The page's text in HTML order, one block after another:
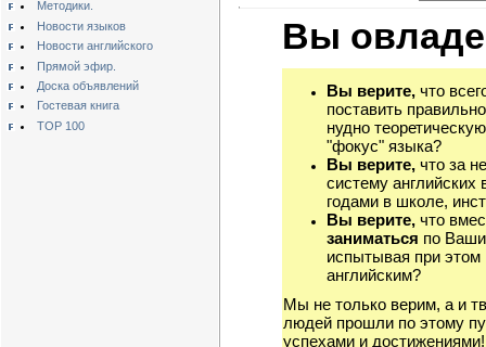
Методики.
Новости языков
Новости английского
Прямой эфир.
Доска объявлений
Гостевая книга
TOP 100
Вы
Вы верите, что
поставить
нудно
"фокус" языка?
Вы верите, что за
систему
годами в школе,
Вы верите, что
заниматься по
испытывая при этом
английским?
Мы не только верим, а и
людей прошли по этому
успехами и достижениями!